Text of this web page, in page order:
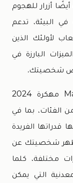
أزرار للهجوم
البيئة، تدعم
لأولئك الذين
البارزة في
كذلك مع تنزيل لعبة Magic Rampage مهكرة 2024
الفئات، بما في
قدراتها الفريدة
شخصيتك عن
مختلفة، كلما
التي يمكن